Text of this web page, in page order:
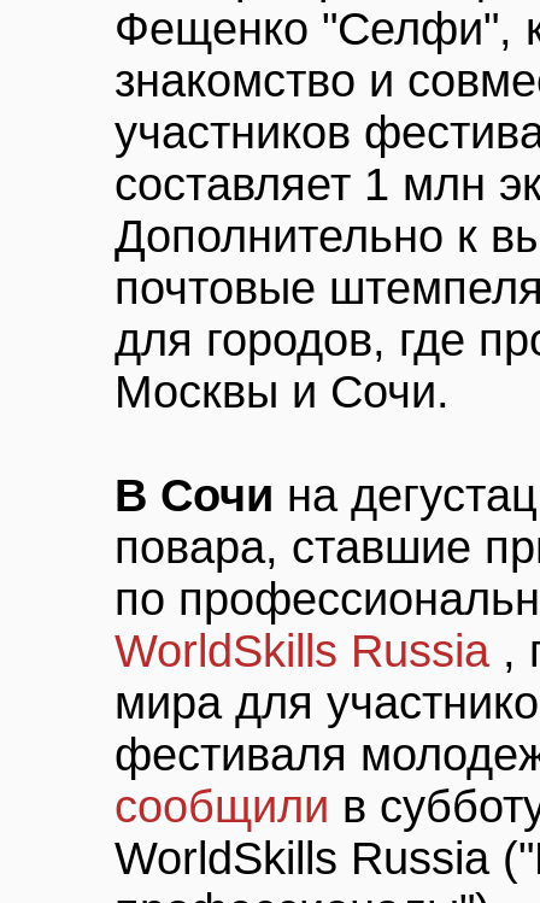
Фещенко "Селфи",
знакомство и
участников
составляет 1 млн
Дополнительно к
почтовые
для городов, где
Москвы и Сочи.
В Сочи на
повара, ставшие
по
WorldSkills Russia ,
мира для
фестиваля
сообщили в
WorldSkills Russia